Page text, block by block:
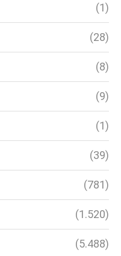
(1)
(28)
(8)
(9)
(1)
(39)
(781)
(1.520)
(5.488)